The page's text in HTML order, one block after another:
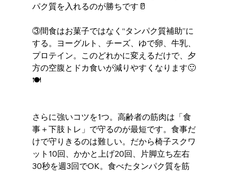
パク質を入れるのが勝ちです🥛
③間食はお菓子ではなく“タンパク質補助”に
する。ヨーグルト、チーズ、ゆで卵、牛乳、
プロテイン。このどれかに変えるだけで、夕
方の空腹とドカ食いが減りやすくなります🙂
🍽️
さらに強いコツを1つ。高齢者の筋肉は「食
事＋下肢トレ」で守るのが最短です。食事だ
けで守りきるのは難しい。だから椅子スクワ
ット10回、かかと上げ20回、片脚立ち左右
30秒を週3回でOK。食べたタンパク質を筋